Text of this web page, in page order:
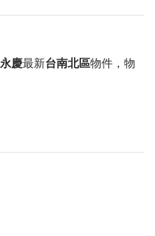
永慶最新台南北區物件，物